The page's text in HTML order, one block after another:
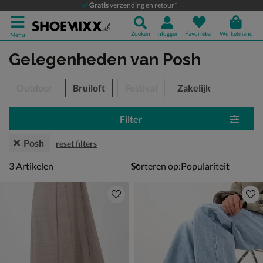
Gratisverzending en retour*
Menu Zoeken Inloggen Favorieten Winkelmand
Gelegenheden van Posh
Bruiloft Zakelijk
Filter
Posh reset filters
3 artikelen
3Artikelen Sorteren op: